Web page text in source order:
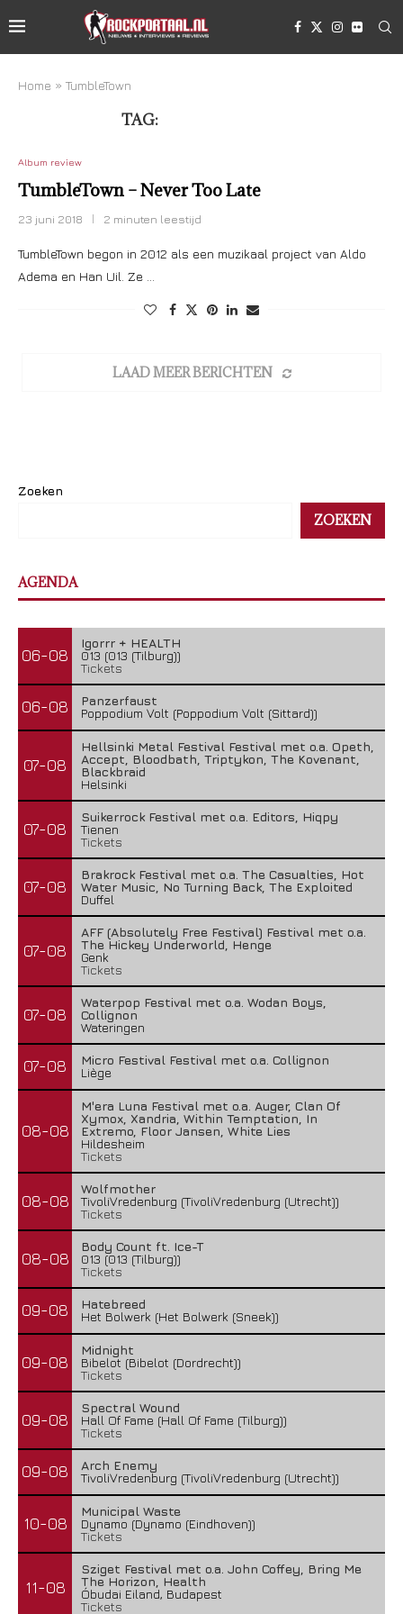
Home » TumbleTown
TAG:
Album review
TumbleTown – Never Too Late
23 juni 2018 2 minuten leestijd
TumbleTown begon in 2012 als een muzikaal project van Aldo
Adema en Han Uil. Ze …
LAAD MEER BERICHTEN
Zoeken
ZOEKEN
AGENDA
06-08
Igorrr + HEALTH
013 (013 (Tilburg))
Tickets
06-08
Panzerfaust
Poppodium Volt (Poppodium Volt (Sittard))
07-08
Hellsinki Metal Festival Festival met o.a. Opeth,
Accept, Bloodbath, Triptykon, The Kovenant,
Blackbraid
Helsinki
07-08
Suikerrock Festival met o.a. Editors, Hiqpy
Tienen
Tickets
07-08
Brakrock Festival met o.a. The Casualties, Hot
Water Music, No Turning Back, The Exploited
Duffel
07-08
AFF (Absolutely Free Festival) Festival met o.a.
The Hickey Underworld, Henge
Genk
Tickets
07-08
Waterpop Festival met o.a. Wodan Boys,
Collignon
Wateringen
07-08
Micro Festival Festival met o.a. Collignon
Liège
08-08
M'era Luna Festival met o.a. Auger, Clan Of
Xymox, Xandria, Within Temptation, In
Extremo, Floor Jansen, White Lies
Hildesheim
Tickets
08-08
Wolfmother
TivoliVredenburg (TivoliVredenburg (Utrecht))
Tickets
08-08
Body Count ft. Ice-T
013 (013 (Tilburg))
Tickets
09-08
Hatebreed
Het Bolwerk (Het Bolwerk (Sneek))
09-08
Midnight
Bibelot (Bibelot (Dordrecht))
Tickets
09-08
Spectral Wound
Hall Of Fame (Hall Of Fame (Tilburg))
Tickets
09-08
Arch Enemy
TivoliVredenburg (TivoliVredenburg (Utrecht))
10-08
Municipal Waste
Dynamo (Dynamo (Eindhoven))
Tickets
11-08
Sziget Festival met o.a. John Coffey, Bring Me
The Horizon, Health
Óbudai Eiland, Budapest
Tickets